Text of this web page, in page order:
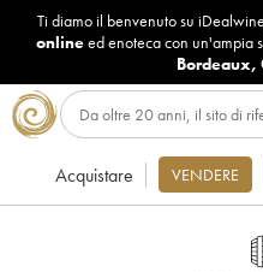
Ti diamo il benvenuto su
onlineed enoteca con un'ampia
Bordeaux,
Acquistare VENDERE